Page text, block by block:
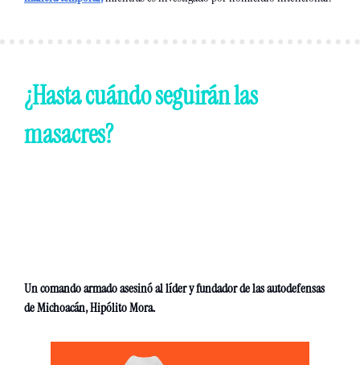
¿Hasta cuándo seguirán las
masacres?
Un comando armado asesinó al líder y fundador de las autodefensas
de Michoacán, Hipólito Mora.